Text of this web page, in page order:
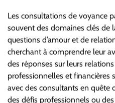
Les consultations de voyance
souvent des domaines clés de
questions d’amour et de
cherchant à comprendre leur
des réponses sur leurs
professionnelles et financières
avec des consultants en quête
des défis professionnels ou